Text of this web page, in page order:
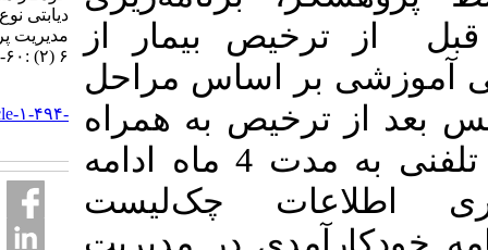
بیمار از
بر اساس مراحل
ترخیص به همراه
ویزیت در منزل و پیگیری تلفنی به مدت 4 ماه ادامه
چک‌لیست
دیابتی نوع دو. فصلنامه
مديريت پرستاري. ۱۳۹۶;
۶ (۲) :۶۰-۷۱
http://ijnv.ir/article-۱-۴۹۴-